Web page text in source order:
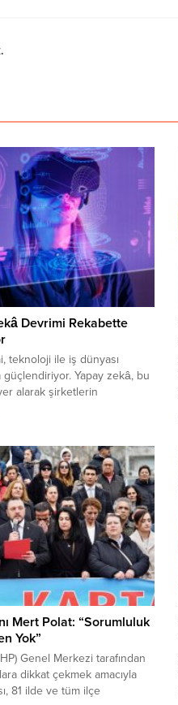
Devrimi Rekabette
teknoloji ile iş dünyası
güçlendiriyor. Yapay zekâ, bu
alarak şirketlerin
ve yaratıcılık
Özellikle pazarlama
Kurucusu Deniz Bensusan;
yöntemler, yerini
Mert Polat: “Sorumluluk
Yok”
Genel Merkezi tarafından
dikkat çekmek amacıyla
81 ilde ve tüm ilçe